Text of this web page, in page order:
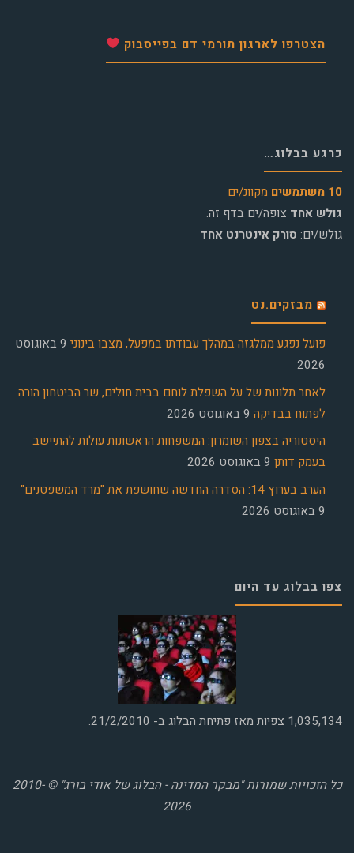
הצטרפו לארגון תורמי דם בפייסבוק
כרגע בבלוג…
10 משתמשים
מקוונ/ים
גולש אחד צופה/ים בדף זה.
גולש/ים: סורק אינטרנט אחד
מבזקים.נט
פועל נפגע ממלגזה במהלך עבודתו במפעל, מצבו בינוני
9 באוגוסט
2026
לאחר תלונות של על השפלת לוחם בבית חולים, שר הביטחון הורה
לפתוח בבדיקה 9 באוגוסט 2026
היסטוריה בצפון השומרון: המשפחות הראשונות עולות להתיישב
בעמק דותן 9 באוגוסט 2026
הערב בערוץ 14: הסדרה החדשה שחושפת את "מרד המשפטנים"
9 באוגוסט 2026
צפו בבלוג עד היום
1,035,134 צפיות מאז פתיחת הבלוג ב- 21/2/2010.
כל הזכויות שמורות "מבקר המדינה - הבלוג של אודי בורג" © 2010-
2026